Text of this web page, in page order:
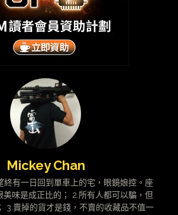
Mickey Chan
終有一日回到單車上的宅，眼鏡娘控。座
美味是成正比的； 2.所有人都可以騙，但
3.賣掉的貨才是錢，不賣的收藏品不值一